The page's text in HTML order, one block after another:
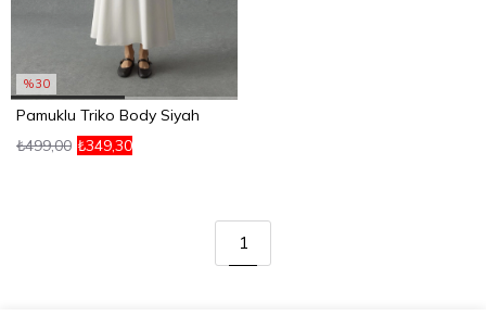
%30
Pamuklu Triko Body Siyah
₺349,30
₺499,00
1